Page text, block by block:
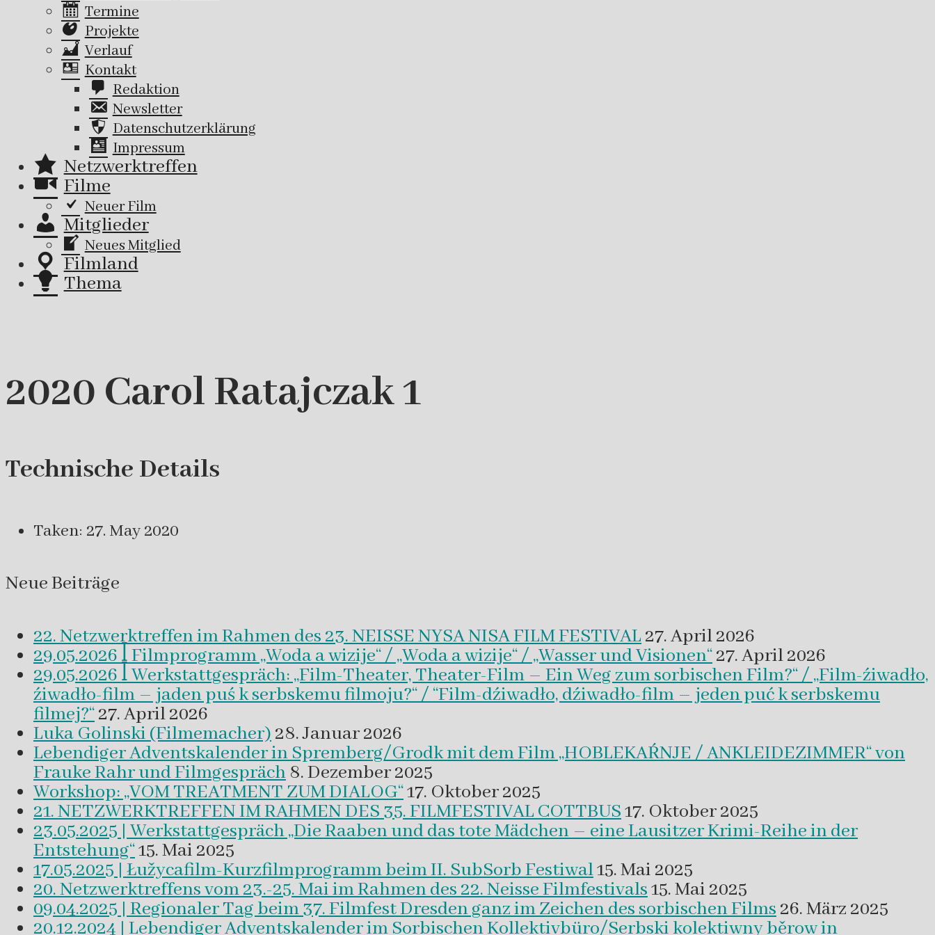
Termine
Projekte
Verlauf
Kontakt
Redaktion
Newsletter
Datenschutzerklärung
Impressum
Netzwerktreffen
Filme
Neuer Film
Mitglieder
Neues Mitglied
Filmland
Thema
2020 Carol Ratajczak 1
Technische Details
Taken: 27. May 2020
Neue Beiträge
22. Netzwerktreffen im Rahmen des 23. NEISSE NYSA NISA FILM FESTIVAL 27. April 2026
29.05.2026 ꟾ Filmprogramm „Woda a wizije“ / „Woda a wizije“ / „Wasser und Visionen“27. April 2026
29.05.2026 ꟾ Werkstattgespräch: „Film-Theater, Theater-Film – Ein Weg zum sorbischen Film?“ / „Film-źiwadło,
źiwadło-film – jaden puś k serbskemu filmoju?“ / “Film-dźiwadło, dźiwadło-film – jeden puć k serbskemu
filmej?“27. April 2026
Luka Golinski (Filmemacher) 28. Januar 2026
Lebendiger Adventskalender in Spremberg/Grodk mit dem Film „HOBLEKAŔNJE / ANKLEIDEZIMMER“ von
Frauke Rahr und Filmgespräch 8. Dezember 2025
Workshop: „VOM TREATMENT ZUM DIALOG“17. Oktober 2025
21. NETZWERKTREFFEN IM RAHMEN DES 35. FILMFESTIVAL COTTBUS17. Oktober 2025
23.05.2025 | Werkstattgespräch „Die Raaben und das tote Mädchen – eine Lausitzer Krimi-Reihe in der
Entstehung“15. Mai 2025
17.05.2025 | Łužycafilm-Kurzfilmprogramm beim II. SubSorb Festiwal15. Mai 2025
20. Netzwerktreffens vom 23.-25. Mai im Rahmen des 22. Neisse Filmfestivals15. Mai 2025
09.04.2025 | Regionaler Tag beim 37. Filmfest Dresden ganz im Zeichen des sorbischen Films 26. März 2025
20.12.2024 | Lebendiger Adventskalender im Sorbischen Kollektivbüro/Serbski kolektiwny běrow in